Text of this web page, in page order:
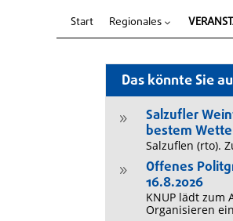
Start Regionales 3
Das könnte Sie
9
Salzufler
bestem
Salzuflen (rto).
9
Offenes
16.8.2026
KNUP lädt zum
Organisieren